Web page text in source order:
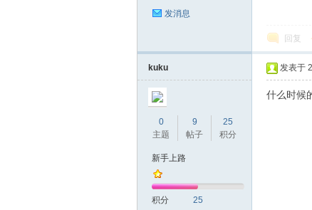
论
发消息
回复
kuku
0
主题
9
帖子
25
积分
新手上路
积分 25
发表于
什么时候